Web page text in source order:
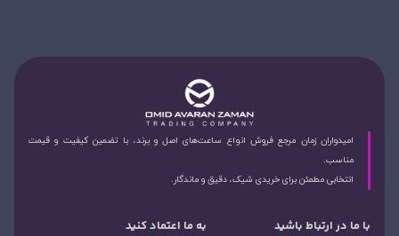
امیدواران زمان مرجع فروش انواع ساعت‌های اصل و برند، با تضمین کیفیت و قیمت
مناسب.
انتخابی مطمئن برای خریدی شیک، دقیق و ماندگار.
با ما در ارتباط باشید به ما اعتماد کنید